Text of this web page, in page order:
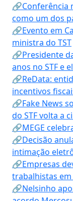
🔗Conferência
como um dos
🔗Evento em
ministra do TST
🔗Presidente
anos no STF e
🔗ReData:
incentivos
🔗Fake News
do STF volta a
🔗MEGE
🔗Decisão
intimação
🔗Empresas
trabalhistas
🔗Nelsinho